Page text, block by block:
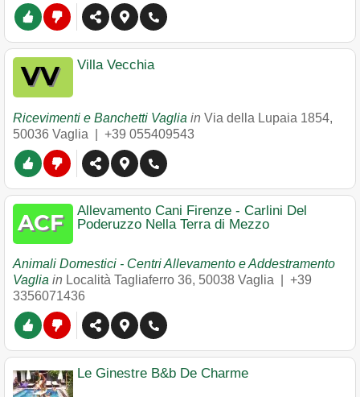
Villa Vecchia
Ricevimenti e Banchetti Vaglia in Via della Lupaia 1854,
50036 Vaglia +39 055409543
Allevamento Cani Firenze - Carlini Del
Poderuzzo Nella Terra di Mezzo
Animali Domestici - Centri Allevamento e Addestramento
Vaglia in Località Tagliaferro 36, 50038 Vaglia
+39
3356071436
Le Ginestre B&b De Charme